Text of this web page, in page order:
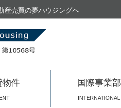
産売買の夢ハウジングへ
物件 国際事業部
INTERNATIONAL